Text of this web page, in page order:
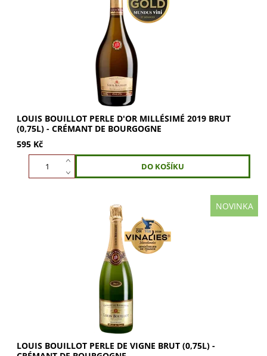
Eminent Crémant de Bourgogne. Louis Bouillot Perle d'Or
LOUIS BOUILLOT PERLE D'OR MILLÉSIMÉ 2019 BRUT
(0,75L) - CRÉMANT DE BOURGOGNE
595 Kč
NOVINKA
Louis Bouillot Perle de Vigne Brut – klasický Crémant de
Bourgogne s duší regionu. Louis Bouillot Perle de Vigne
Brut je klasický Crémant de...
LOUIS BOUILLOT PERLE DE VIGNE BRUT (0,75L) -